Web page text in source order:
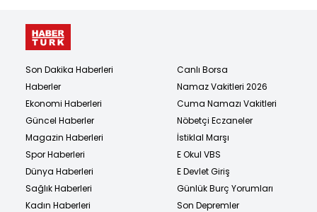
Son Dakika Haberleri
Haberler
Ekonomi Haberleri
Güncel Haberler
Magazin Haberleri
Spor Haberleri
Dünya Haberleri
Sağlık Haberleri
Kadın Haberleri
Canlı Borsa
Namaz Vakitleri 2026
Cuma Namazı Vakitleri
Nöbetçi Eczaneler
İstiklal Marşı
E Okul VBS
E Devlet Giriş
Günlük Burç Yorumları
Son Depremler